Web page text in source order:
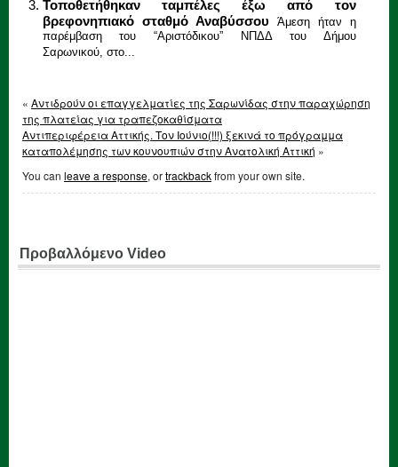
Τοποθετήθηκαν ταμπέλες έξω από τον
βρεφονηπιακό σταθμό Αναβύσσου
Άμεση ήταν η
παρέμβαση του “Αριστόδικου” ΝΠΔΔ του Δήμου
Σαρωνικού, στο...
« Αντιδρούν οι επαγγελματίες της Σαρωνίδας στην παραχώρηση
της πλατείας για τραπεζοκαθίσματα
Αντιπεριφέρεια Αττικής. Τον Ιούνιο(!!!) ξεκινά το πρόγραμμα
καταπολέμησης των κουνουπιών στην Ανατολική Αττική »
You can leave a response, ortrackbackfrom your own site.
Προβαλλόμενο Video